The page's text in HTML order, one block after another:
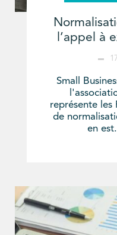
l’appel à
Small
représente les
de
en